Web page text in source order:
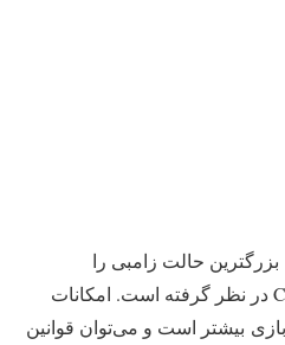
بزرگترین حالت زامبی را
برای Call of Duty: Black Ops 4 در نظر گرفته است. امکانات
بیشتر است و می‌توان قوانین